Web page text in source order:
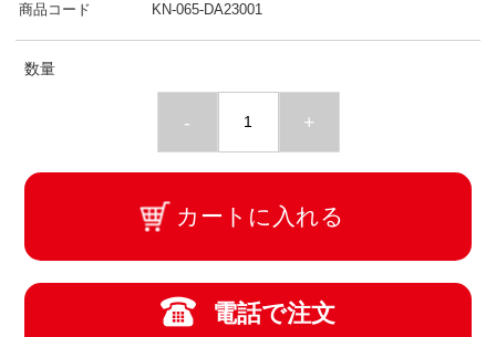
商品コード KN-065-DA23001
数量
- +
カートに入れる
電話で注文